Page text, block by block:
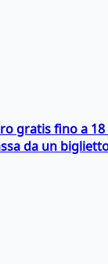
gratis fino a
da un